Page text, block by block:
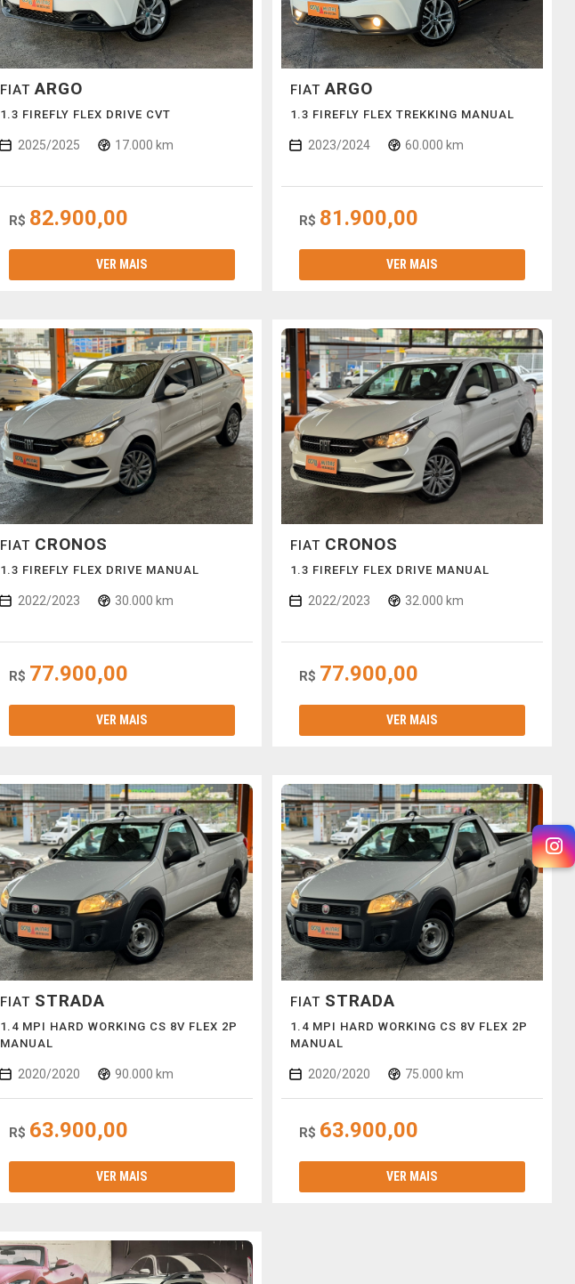
FIATARGO
1.3 FIREFLY FLEX DRIVE CVT
2025/2025 17.000 km
R$ 82.900,00
VER MAIS
FIATARGO
1.3 FIREFLY FLEX TREKKING MANUAL
2023/2024 60.000 km
R$ 81.900,00
VER MAIS
FIAT CRONOS
1.3 FIREFLY FLEX DRIVE MANUAL
2022/2023 30.000 km
R$ 77.900,00
VER MAIS
FIAT CRONOS
1.3 FIREFLY FLEX DRIVE MANUAL
2022/2023 32.000 km
R$ 77.900,00
VER MAIS
FIAT STRADA
1.4 MPI HARD WORKING CS 8V FLEX 2P
MANUAL
2020/2020 90.000 km
R$ 63.900,00
VER MAIS
FIAT STRADA
1.4 MPI HARD WORKING CS 8V FLEX 2P
MANUAL
2020/2020 75.000 km
R$ 63.900,00
VER MAIS